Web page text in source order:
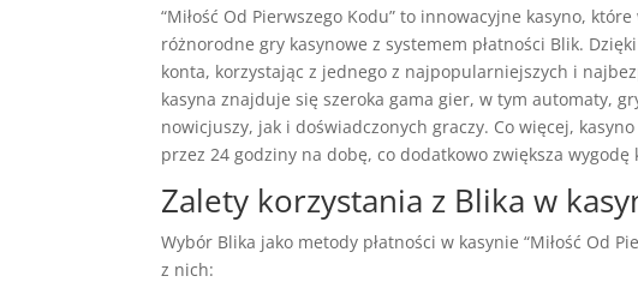
“Miłość Od Pierwszego Kodu” to innowacyjne kasyno,
różnorodne gry kasynowe z systemem płatności Blik.
konta, korzystając z jednego z najpopularniejszych i
kasyna znajduje się szeroka gama gier, w tym automaty,
nowicjuszy, jak i doświadczonych graczy. Co więcej,
przez 24 godziny na dobę, co dodatkowo zwiększa
Zalety korzystania z Blika w
Wybór Blika jako metody płatności w kasynie “Miłość Od
z nich: